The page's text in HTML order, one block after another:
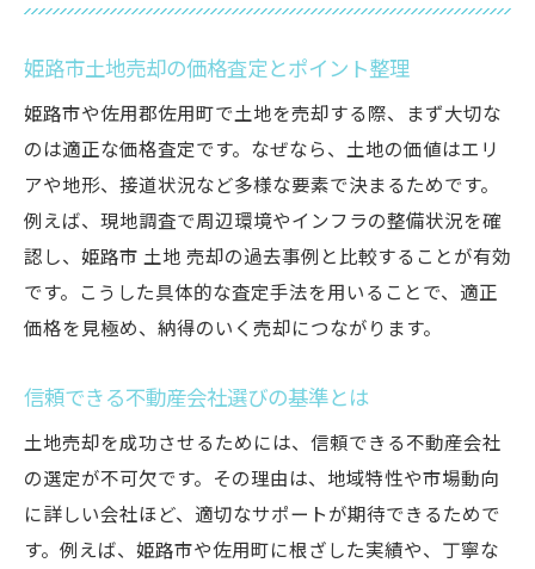
姫路市土地売却の価格査定とポイント整理
姫路市や佐用郡佐用町で土地を売却する際、まず大切な
のは適正な価格査定です。なぜなら、土地の価値はエリ
アや地形、接道状況など多様な要素で決まるためです。
例えば、現地調査で周辺環境やインフラの整備状況を確
認し、姫路市 土地 売却の過去事例と比較することが有効
です。こうした具体的な査定手法を用いることで、適正
価格を見極め、納得のいく売却につながります。
信頼できる不動産会社選びの基準とは
土地売却を成功させるためには、信頼できる不動産会社
の選定が不可欠です。その理由は、地域特性や市場動向
に詳しい会社ほど、適切なサポートが期待できるためで
す。例えば、姫路市や佐用町に根ざした実績や、丁寧な